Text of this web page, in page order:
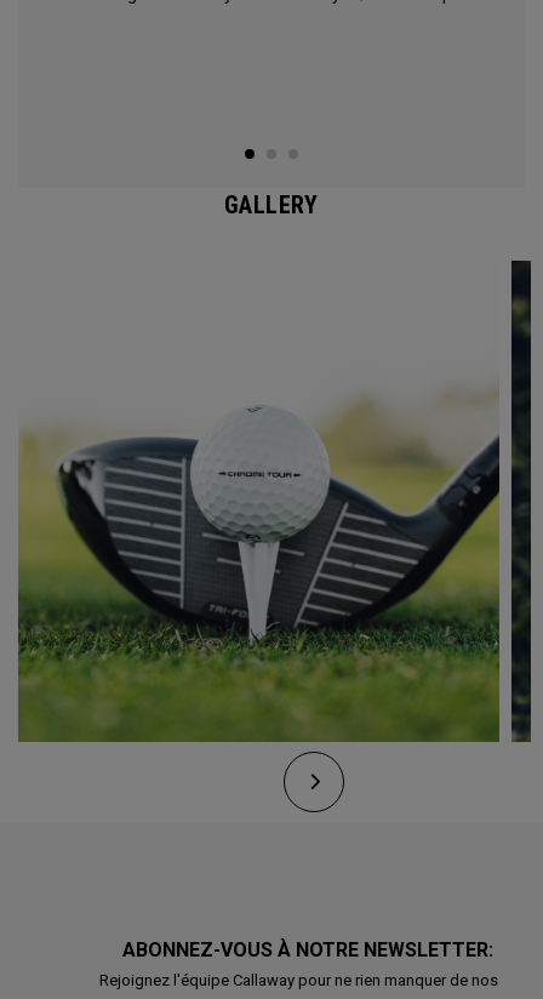
GALLERY
ABONNEZ-VOUS À NOTRE NEWSLETTER:
Rejoignez l'équipe Callaway pour ne rien manquer de nos